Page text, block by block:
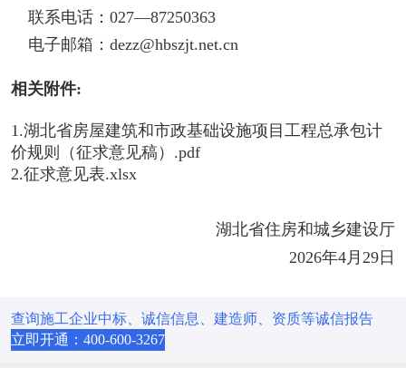
联系电话：027—87250363
电子邮箱：dezz@hbszjt.net.cn
相关附件:
1.湖北省房屋建筑和市政基础设施项目工程总承包计
价规则（征求意见稿）.pdf
2.征求意见表.xlsx
湖北省住房和城乡建设厅
2026年4月29日
查询施工企业中标、诚信信息、建造师、资质等诚信报告
立即开通：400-600-3267